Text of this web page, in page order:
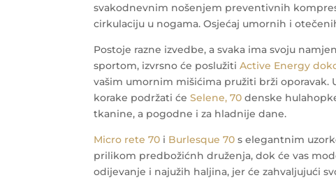
svakodnevnim nošenjem preventivnih
cirkulaciju u nogama. Osjećaj umornih i
Postoje razne izvedbe, a svaka ima svoju
sportom, izvrsno će poslužitiActive Energy
vašim umornim mišićima pružiti brži oporavak.
korake podržati ćeSelene, 70 denske
tkanine, a pogodne i za hladnije dane.
Micro rete 70 i Burlesque 70 s elegantnim
prilikom predbožićnh druženja, dok će vas
odijevanje i najužih haljina, jer će zahvaljujući